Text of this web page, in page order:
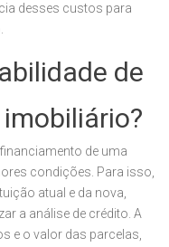
desses custos para
de
de uma
condições. Para isso,
atual e da nova,
a análise de crédito. A
e o valor das parcelas,